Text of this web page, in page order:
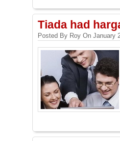
Tiada had
Posted By Roy On January